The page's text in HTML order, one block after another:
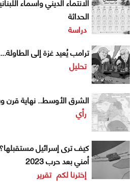
الحداثة
دراسة
ترامب يُعيد غزة إلى
تحليل
الشرق الأوسط.. نهاية قرن
رأي
كيف ترى إسرائيل
أمني بعد حرب 2023
إخترنا لكم تقرير